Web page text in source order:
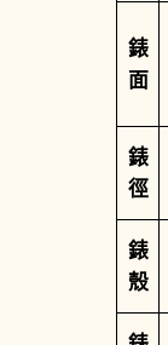
錶
面
錶
徑
錶
殼